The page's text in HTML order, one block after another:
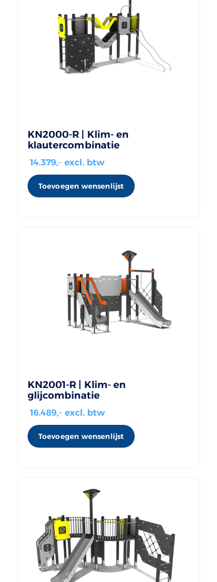
KN2000-R | Klim- en
klautercombinatie
14.379,- excl. btw
Toevoegen wensenlijst
KN2001-R | Klim- en
glijcombinatie
16.489,- excl. btw
Toevoegen wensenlijst